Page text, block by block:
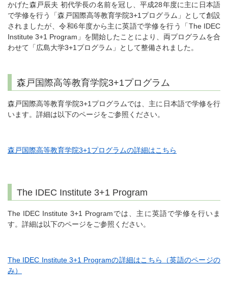
かげた森戸辰夫 初代学長の名前を冠し、平成28年度に主に日本語
で学修を行う「森戸国際高等教育学院3+1プログラム」として創設
されましたが、令和6年度から主に英語で学修を行う「The IDEC
Institute 3+1 Program」を開始したことにより、両プログラムを合
わせて「広島大学3+1プログラム」として整備されました。
森戸国際高等教育学院3+1プログラム
森戸国際高等教育学院3+1プログラムでは、主に日本語で学修を行
います。詳細は以下のページをご参照ください。
森戸国際高等教育学院3+1プログラムの詳細はこちら
The IDEC Institute 3+1 Program
The IDEC Institute 3+1 Programでは、主に英語で学修を行いま
す。詳細は以下のページをご参照ください。
The IDEC Institute 3+1 Programの詳細はこちら（英語のページの
み）